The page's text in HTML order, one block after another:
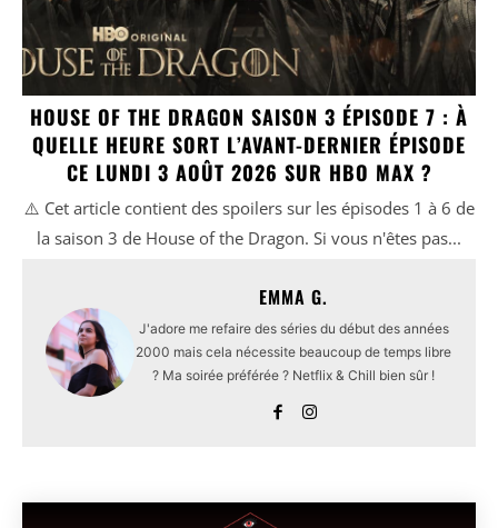
HOUSE OF THE DRAGON SAISON 3 ÉPISODE 7 : À
QUELLE HEURE SORT L’AVANT-DERNIER ÉPISODE
CE LUNDI 3 AOÛT 2026 SUR HBO MAX ?
⚠️ Cet article contient des spoilers sur les épisodes 1 à 6 de
la saison 3 de House of the Dragon. Si vous n'êtes pas...
EMMA G.
J'adore me refaire des séries du début des années
2000 mais cela nécessite beaucoup de temps libre
? Ma soirée préférée ? Netflix & Chill bien sûr !